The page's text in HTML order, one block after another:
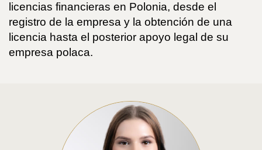
licencias financieras en Polonia, desde el
registro de la empresa y la obtención de una
licencia hasta el posterior apoyo legal de su
empresa polaca.